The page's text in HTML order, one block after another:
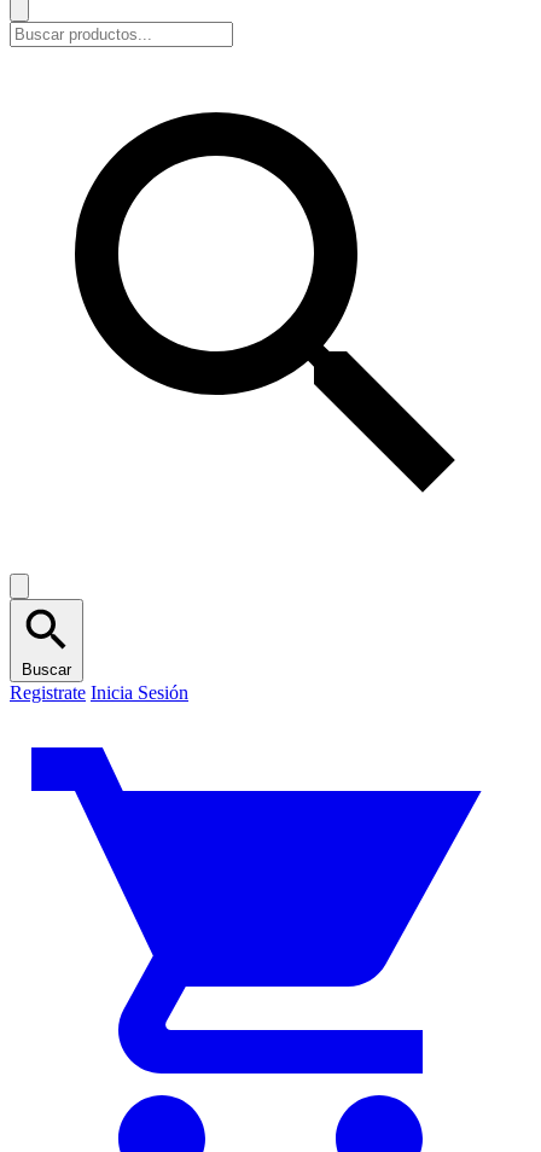
Buscar
Registrate Inicia Sesión